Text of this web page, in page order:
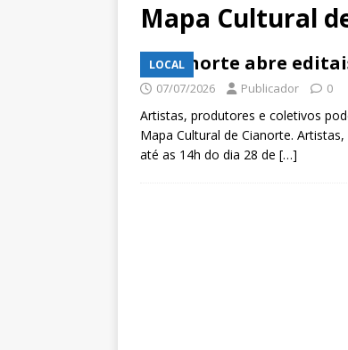
Mapa Cultural
LOCAL
Cianorte abre
07/07/2026 Publicador 0
Artistas, produtores e coletivos
Mapa Cultural de Cianorte.
até as 14h do dia 28 de […]